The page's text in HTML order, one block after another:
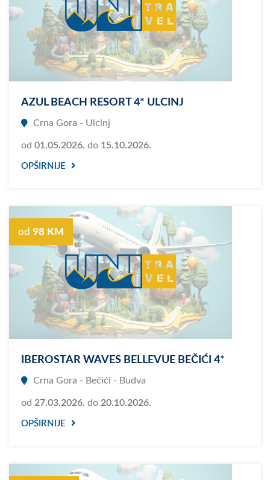
AZUL BEACH RESORT 4* ULCINJ
Crna Gora - Ulcinj
od 01.05.2026. do 15.10.2026.
OPŠIRNIJE
od 98 KM
IBEROSTAR WAVES BELLEVUE BEČIĆI 4*
Crna Gora - Bečići - Budva
od 27.03.2026. do 20.10.2026.
OPŠIRNIJE